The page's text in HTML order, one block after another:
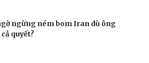
ngừng ném bom Iran dù ông
quyết?